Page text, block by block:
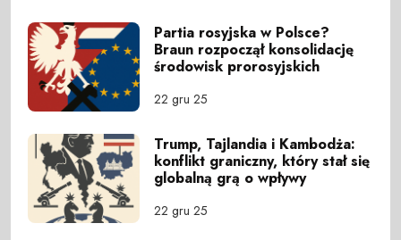
Partia rosyjska w Polsce?
Braun rozpoczął konsolidację
środowisk prorosyjskich
22 gru 25
Trump, Tajlandia i Kambodża:
konflikt graniczny, który stał się
globalną grą o wpływy
22 gru 25